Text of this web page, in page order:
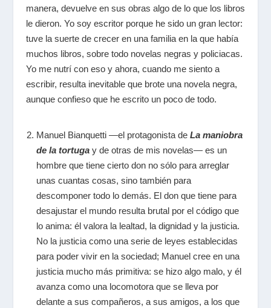
manera, devuelve en sus obras algo de lo que los libros
le dieron. Yo soy escritor porque he sido un gran lector:
tuve la suerte de crecer en una familia en la que había
muchos libros, sobre todo novelas negras y policiacas.
Yo me nutrí con eso y ahora, cuando me siento a
escribir, resulta inevitable que brote una novela negra,
aunque confieso que he escrito un poco de todo.
Manuel Bianquetti —el protagonista de La maniobra
de la tortugay de otras de mis novelas— es un
hombre que tiene cierto don no sólo para arreglar
unas cuantas cosas, sino también para
descomponer todo lo demás. El don que tiene para
desajustar el mundo resulta brutal por el código que
lo anima: él valora la lealtad, la dignidad y la justicia.
No la justicia como una serie de leyes establecidas
para poder vivir en la sociedad; Manuel cree en una
justicia mucho más primitiva: se hizo algo malo, y él
avanza como una locomotora que se lleva por
delante a sus compañeros, a sus amigos, a los que